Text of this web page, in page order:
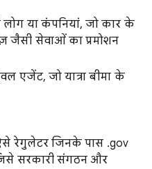
लोग या कंपनियां, जो कार के
जैसी सेवाओं का प्रमोशन
एजेंट, जो यात्रा बीमा के
रेगुलेटर जिनके पास .gov
सरकारी संगठन और